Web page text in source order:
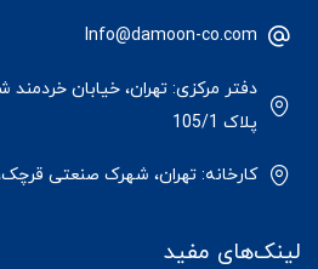
Info@damoon-co.com
دفتر مرکزی: تهران، خیابان
پلاک 105/1
کارخانه: تهران، شهرک صنعتی قرچک،
لینک‌های مفید